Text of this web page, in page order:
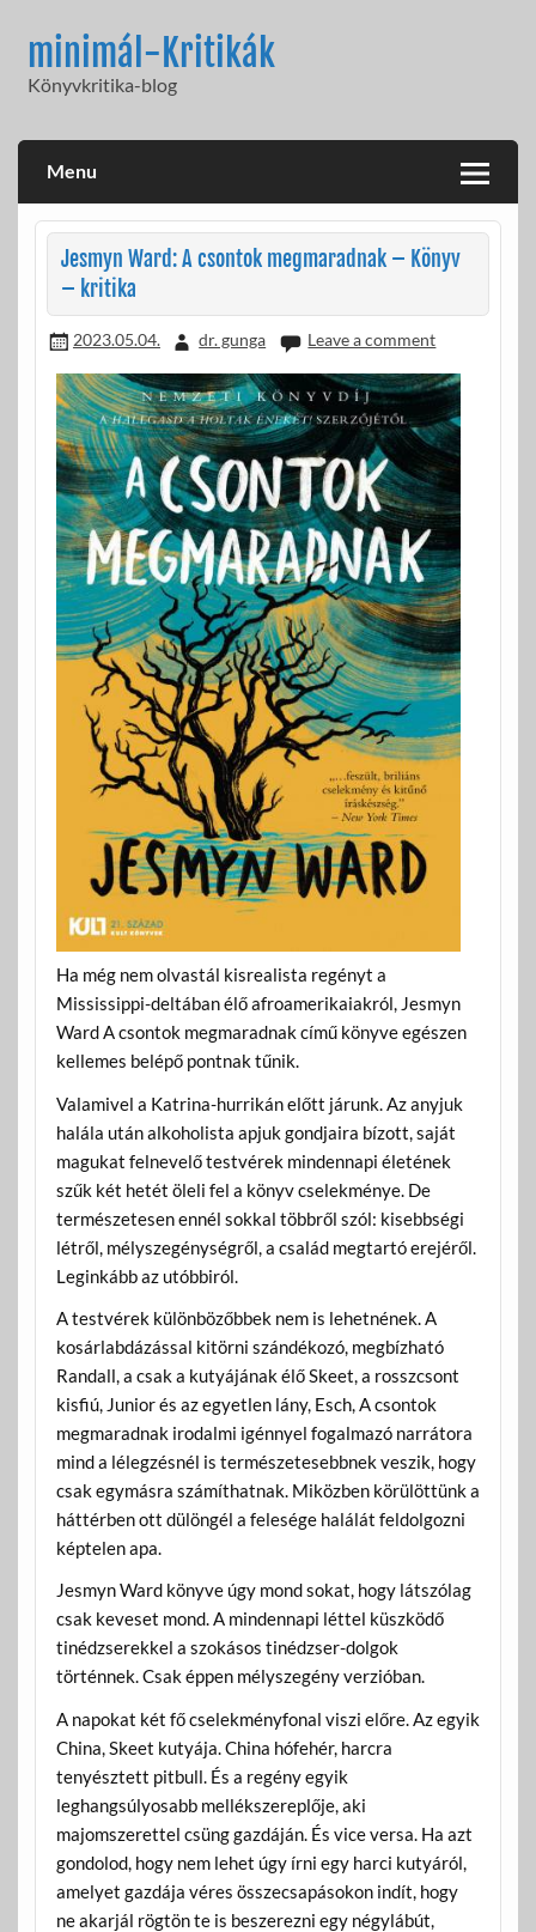
contentminimál-Kritikák
Könyvkritika-blog
Menu
Jesmyn Ward: A csontok megmaradnak – Könyv
– kritika
2023.05.04. dr. gunga Leave a comment
Ha még nem olvastál kisrealista regényt a
Mississippi-deltában élő afroamerikaiakról, Jesmyn
Ward A csontok megmaradnak című könyve egészen
kellemes belépő pontnak tűnik.
Valamivel a Katrina-hurrikán előtt járunk. Az anyjuk
halála után alkoholista apjuk gondjaira bízott, saját
magukat felnevelő testvérek mindennapi életének
szűk két hetét öleli fel a könyv cselekménye. De
természetesen ennél sokkal többről szól: kisebbségi
létről, mélyszegénységről, a család megtartó erejéről.
Leginkább az utóbbiról.
A testvérek különbözőbbek nem is lehetnének. A
kosárlabdázással kitörni szándékozó, megbízható
Randall, a csak a kutyájának élő Skeet, a rosszcsont
kisfiú, Junior és az egyetlen lány, Esch, A csontok
megmaradnak irodalmi igénnyel fogalmazó narrátora
mind a lélegzésnél is természetesebbnek veszik, hogy
csak egymásra számíthatnak. Miközben körülöttünk a
háttérben ott dülöngél a felesége halálát feldolgozni
képtelen apa.
Jesmyn Ward könyve úgy mond sokat, hogy látszólag
csak keveset mond. A mindennapi léttel küszködő
tinédzserekkel a szokásos tinédzser-dolgok
történnek. Csak éppen mélyszegény verzióban.
A napokat két fő cselekményfonal viszi előre. Az egyik
China, Skeet kutyája. China hófehér, harcra
tenyésztett pitbull. És a regény egyik
leghangsúlyosabb mellékszereplője, aki
majomszerettel csüng gazdáján. És vice versa. Ha azt
gondolod, hogy nem lehet úgy írni egy harci kutyáról,
amelyet gazdája véres összecsapásokon indít, hogy
ne akarjál rögtön te is beszerezni egy négylábút,